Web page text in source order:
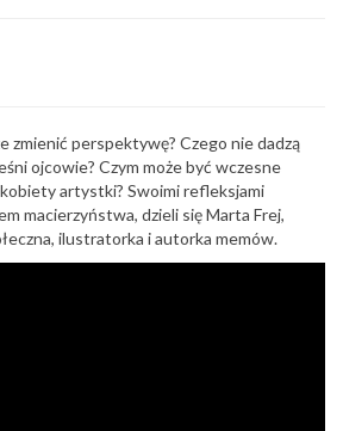
zmienić perspektywę? Czego nie dadzą
ojcowie? Czym może być wczesne
artystki? Swoimi refleksjami
macierzyństwa, dzieli się Marta Frej,
ilustratorka i autorka memów.